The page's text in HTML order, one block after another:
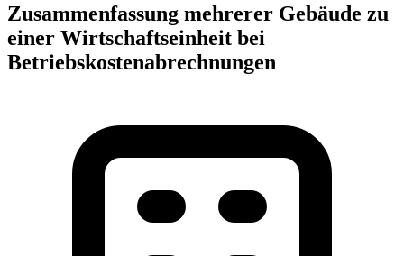
Zusammenfassung mehrerer Gebäude zu
einer Wirtschaftseinheit bei
Betriebskostenabrechnungen